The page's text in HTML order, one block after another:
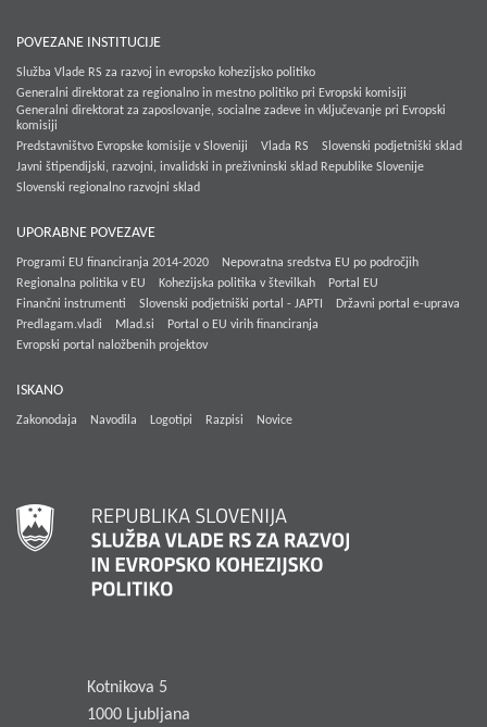
POVEZANE INSTITUCIJE
Služba Vlade RS za razvoj in evropsko kohezijsko politiko
Generalni direktorat za regionalno in mestno politiko pri Evropski komisiji
Generalni direktorat za zaposlovanje, socialne zadeve in vključevanje pri Evropski
komisiji
Predstavništvo Evropske komisije v Sloveniji
Vlada RS
Slovenski podjetniški sklad
Javni štipendijski, razvojni, invalidski in preživninski sklad Republike Slovenije
Slovenski regionalno razvojni sklad
UPORABNE POVEZAVE
Programi EU financiranja 2014-2020
Nepovratna sredstva EU po področjih
Regionalna politika v EU
Kohezijska politika v številkah
Portal EU
Finančni instrumenti
Slovenski podjetniški portal - JAPTI
Državni portal e-uprava
Predlagam.vladi
Mlad.si
Portal o EU virih financiranja
Evropski portal naložbenih projektov
ISKANO
Zakonodaja Navodila Logotipi Razpisi Novice
Kotnikova 5
1000 Ljubljana